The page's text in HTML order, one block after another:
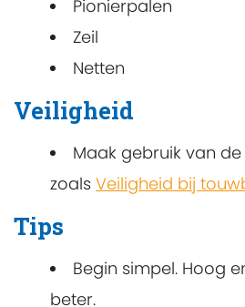
Pionierpalen
Zeil
Netten
Veiligheid
Maak gebruik van de
zoals Veiligheid bij
Tips
Begin simpel. Hoog
beter.